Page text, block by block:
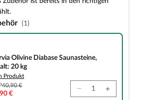
(1)
Saunasteine, Inhalt: 20 kg
Olivine Diabase Saunasteine,
20 kg
Produkt
40,90 €
€